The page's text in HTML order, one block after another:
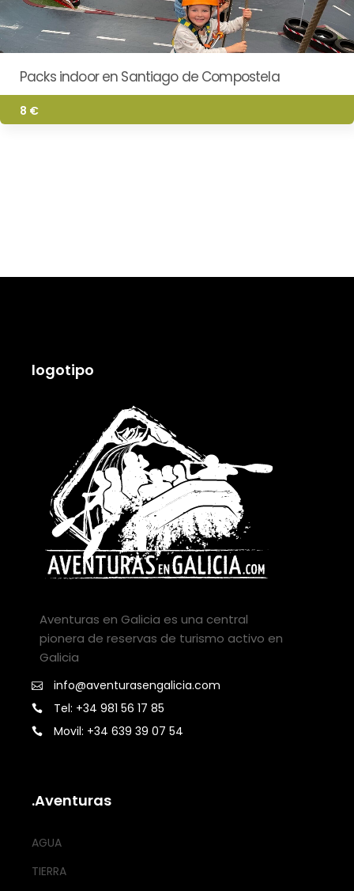
Packs indoor en Santiago de Compostela
8 €
logotipo
Aventuras en Galicia es una central
pionera de reservas de turismo activo en
Galicia
info@aventurasengalicia.com
Tel: +34 981 56 17 85
Movil: +34 639 39 07 54
.Aventuras
AGUA
TIERRA